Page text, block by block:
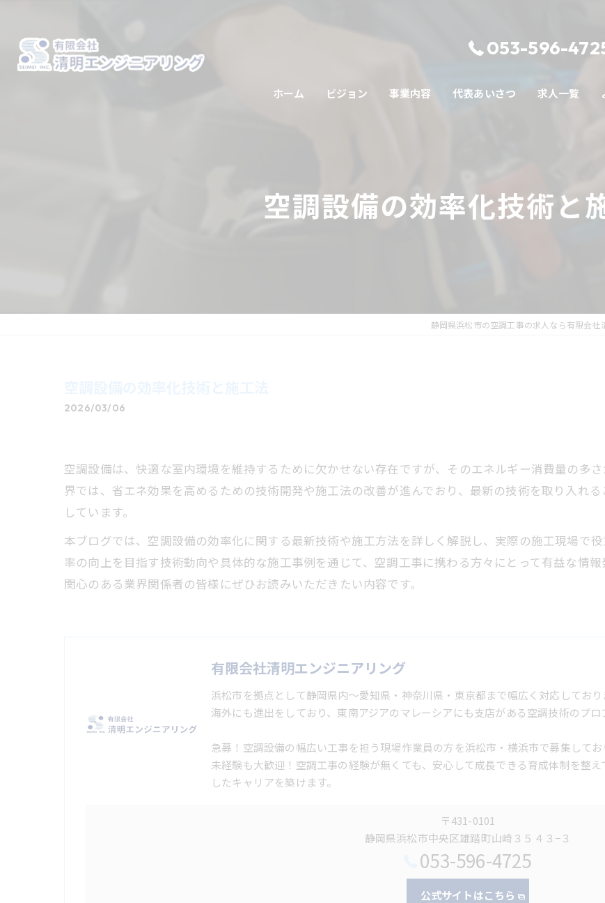
053-596-
ホーム ビジョン 事業内容 代表あいさつ 求人一覧
空調設備の効率化技術と
静岡県浜松市の空調工事の求人なら有限会社
2026/03/06
空調設備は、快適な室内環境を維持するために欠かせない存在ですが、そのエネルギー消費量の多
界では、省エネ効果を高めるための技術開発や施工法の改善が進んでおり、最新の技術を取り入れ
しています。
本ブログでは、空調設備の効率化に関する最新技術や施工方法を詳しく解説し、実際の施工現場で
率の向上を目指す技術動向や具体的な施工事例を通じて、空調工事に携わる方々にとって有益な情
関心のある業界関係者の皆様にぜひお読みいただきたい内容です。
有限会社清明エンジニアリング
浜松市を拠点として静岡県内～愛知県・神奈川県・東京都まで幅広く対応しており
海外にも進出をしており、東南アジアのマレーシアにも支店がある空調技術のプロ
急募！空調設備の幅広い工事を担う現場作業員の方を浜松市・横浜市で募集してお
未経験も大歓迎！空調工事の経験が無くても、安心して成長できる育成体制を整
したキャリアを築けます。
〒431-0101
静岡県浜松市中央区雄踏町山崎３５４３−３
053-596-4725
公式サイトはこちら